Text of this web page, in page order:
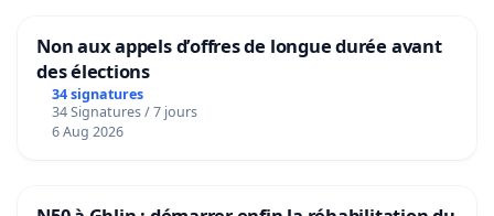
Non aux appels d’offres de longue durée avant
des élections
34 signatures
34 Signatures / 7 jours
6 Aug 2026